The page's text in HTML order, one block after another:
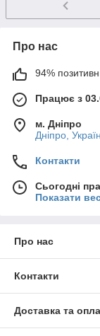
Про нас
94%
Працює з
м. Дніпро
Дніпро,
Контакти
Сьогодні
Показати
Про нас
Контакти
Доставка та